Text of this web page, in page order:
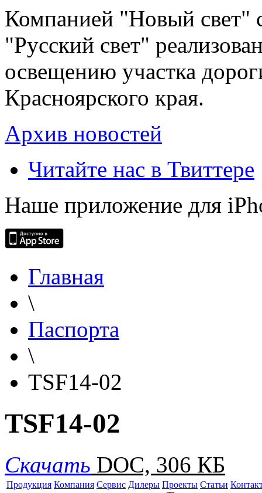
Компанией "Новый свет"
"Русский свет"
освещению участка
Красноярского края.
Архив новостей
Читайте нас в Твиттере
Наше приложение для
Главная
\
Паспорта
\
TSF14-02
TSF14-02
Скачать DOC, 306 КБ
Продукция Компания Сервис Дилеры Проекты Статьи